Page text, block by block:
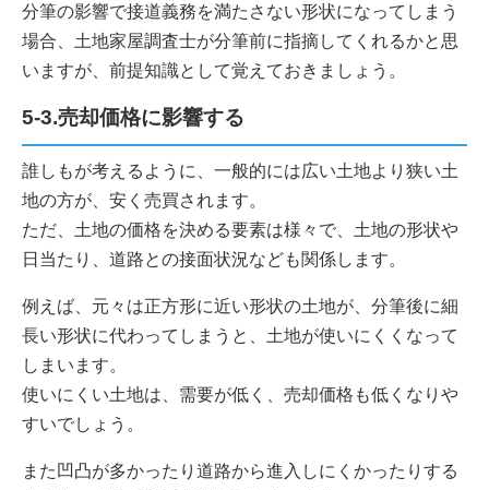
分筆の影響で接道義務を満たさない形状になってしまう
場合、土地家屋調査士が分筆前に指摘してくれるかと思
いますが、前提知識として覚えておきましょう。
5-3.売却価格に影響する
誰しもが考えるように、一般的には広い土地より狭い土
地の方が、安く売買されます。
ただ、土地の価格を決める要素は様々で、土地の形状や
日当たり、道路との接面状況なども関係します。
例えば、元々は正方形に近い形状の土地が、分筆後に細
長い形状に代わってしまうと、土地が使いにくくなって
しまいます。
使いにくい土地は、需要が低く、売却価格も低くなりや
すいでしょう。
また凹凸が多かったり道路から進入しにくかったりする